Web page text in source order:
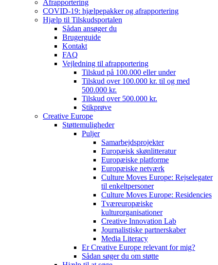
Afrapportering
COVID-19: hjælpepakker og afrapportering
Hjælp til Tilskudsportalen
Sådan ansøger du
Brugerguide
Kontakt
FAQ
Vejledning til afrapportering
Tilskud på 100.000 eller under
Tilskud over 100.000 kr. til og med
500.000 kr.
Tilskud over 500.000 kr.
Stikprøve
Creative Europe
Støttemuligheder
Puljer
Samarbejdsprojekter
Europæisk skønlitteratur
Europæiske platforme
Europæiske netværk
Culture Moves Europe: Rejselegater
til enkeltpersoner
Culture Moves Europe: Residencies
Tværeuropæiske
kulturorganisationer
Creative Innovation Lab
Journalistiske partnerskaber
Media Literacy
Er Creative Europe relevant for mig?
Sådan søger du om støtte